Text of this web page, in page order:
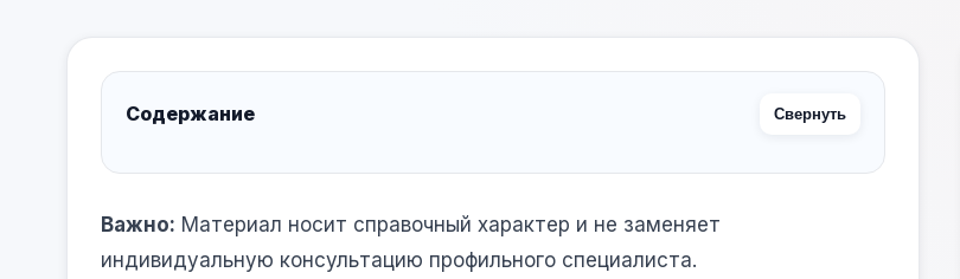
Содержание Свернуть
Важно: Материал носит справочный характер и не заменяет
индивидуальную консультацию профильного специалиста.